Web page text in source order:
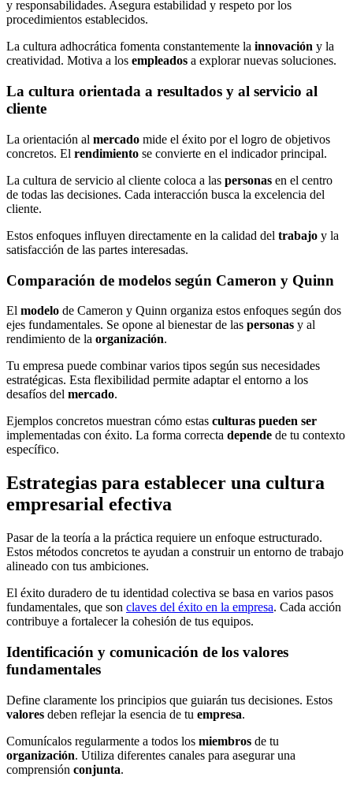
y responsabilidades. Asegura estabilidad y respeto por los
procedimientos establecidos.
La cultura adhocrática fomenta constantemente la innovación y la
creatividad. Motiva a los empleados a explorar nuevas soluciones.
La cultura orientada a resultados y al servicio al
cliente
La orientación al mercado mide el éxito por el logro de objetivos
concretos. El rendimiento se convierte en el indicador principal.
La cultura de servicio al cliente coloca a las personas en el centro
de todas las decisiones. Cada interacción busca la excelencia del
cliente.
Estos enfoques influyen directamente en la calidad del trabajo y la
satisfacción de las partes interesadas.
Comparación de modelos según Cameron y Quinn
El modelo de Cameron y Quinn organiza estos enfoques según dos
ejes fundamentales. Se opone al bienestar de las personas y al
rendimiento de la organización.
Tu empresa puede combinar varios tipos según sus necesidades
estratégicas. Esta flexibilidad permite adaptar el entorno a los
desafíos del mercado.
Ejemplos concretos muestran cómo estas culturas pueden ser
implementadas con éxito. La forma correcta depende de tu contexto
específico.
Estrategias para establecer una cultura
empresarial efectiva
Pasar de la teoría a la práctica requiere un enfoque estructurado.
Estos métodos concretos te ayudan a construir un entorno de trabajo
alineado con tus ambiciones.
El éxito duradero de tu identidad colectiva se basa en varios pasos
fundamentales, que son claves del éxito en la empresa. Cada acción
contribuye a fortalecer la cohesión de tus equipos.
Identificación y comunicación de los valores
fundamentales
Define claramente los principios que guiarán tus decisiones. Estos
valores deben reflejar la esencia de tu empresa.
Comunícalos regularmente a todos los miembros de tu
organización. Utiliza diferentes canales para asegurar una
comprensión conjunta.